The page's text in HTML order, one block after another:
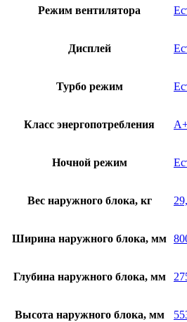
Режим вентилятора
Дисплей
Турбо режим
Класс энергопотребления
Ночной режим
Вес наружного блока, кг
Ширина наружного блока, мм
Глубина наружного блока, мм
Высота наружного блока, мм